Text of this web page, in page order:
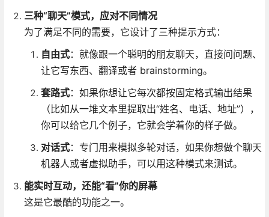
三种“聊天”模式，应对不同情况
为了满足不同的需要，它设计了三种提示方式：
自由式：就像跟一个聪明的朋友聊天，直接问问题、
让它写东西、翻译或者 brainstorming。
套路式：如果你想让它每次都按固定格式输出结果
（比如从一堆文本里提取出“姓名、电话、地址”），
你可以给它几个例子，它就会学着你的样子做。
对话式：专门用来模拟多轮对话，如果你想做个聊天
机器人或者虚拟助手，可以用这种模式来测试。
能实时互动，还能“看”你的屏幕
这是它最酷的功能之一。